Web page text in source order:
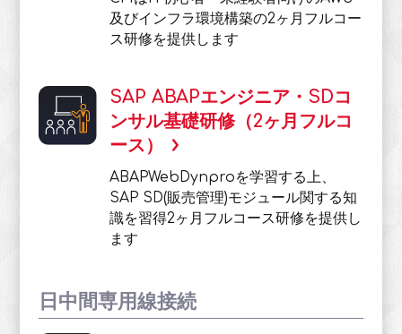
及びインフラ環境構築の2ヶ月フルコー
ス研修を提供します
SAP ABAPエンジニア・SDコ
ンサル基礎研修（2ヶ月フルコ
ース）
ABAPWebDynproを学習する上、
SAP SD(販売管理)モジュール関する知
識を習得2ヶ月フルコース研修を提供し
ます
日中間専用線接続